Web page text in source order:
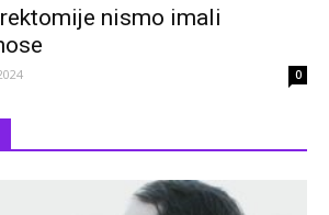
nismo imali
0